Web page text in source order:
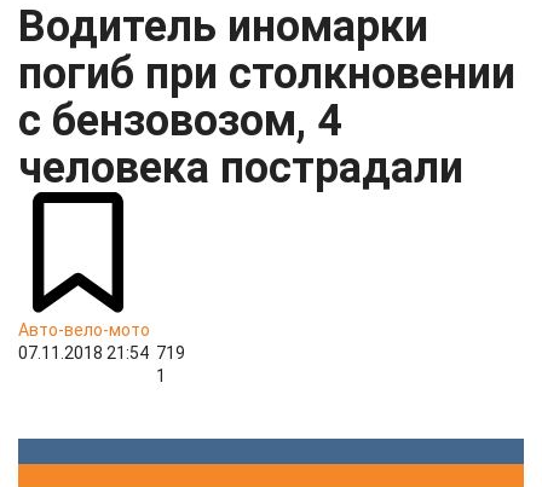
Водитель иномарки
погиб при столкновении
с бензовозом, 4
человека пострадали
Авто-вело-мото
07.11.2018 21:54 719
1